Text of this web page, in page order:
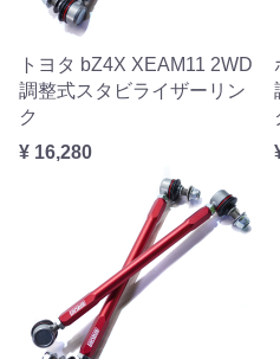
トヨタ bZ4X XEAM11 2WD
調整式スタビライザーリン
ク
¥ 16,280